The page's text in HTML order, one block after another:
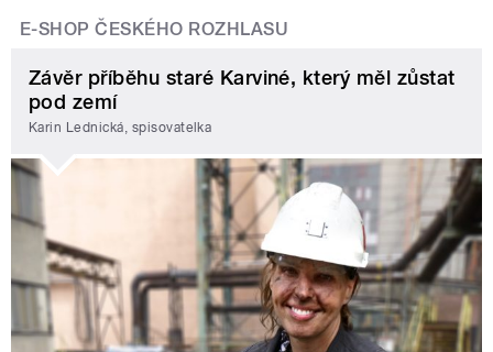
E-SHOP ČESKÉHO ROZHLASU
Závěr příběhu staré Karviné, který měl zůstat
pod zemí
Karin Lednická, spisovatelka